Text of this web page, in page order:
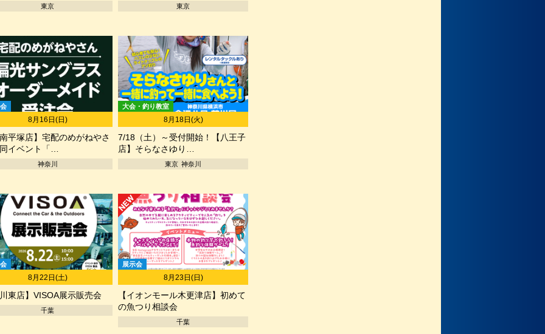
東京 東京
8月16日(日)
平塚店】宅配のめがねやさ
イベント「…
神奈川
大会・釣り教室
8月18日(火)
7/18（土）～受付開始！【八王子
店】そらなさゆり…
東京 神奈川
8月22日(土)
東店】VISOA展示販売会
千葉
展示会
8月23日(日)
【イオンモール木更津店】初めて
の魚つり相談会
千葉